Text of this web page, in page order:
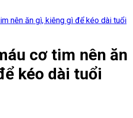
nên ăn gì, kiêng gì để kéo dài tuổi
cơ tim nên ăn
kéo dài tuổi